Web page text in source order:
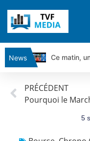
News
PRÉCÉDENT
5